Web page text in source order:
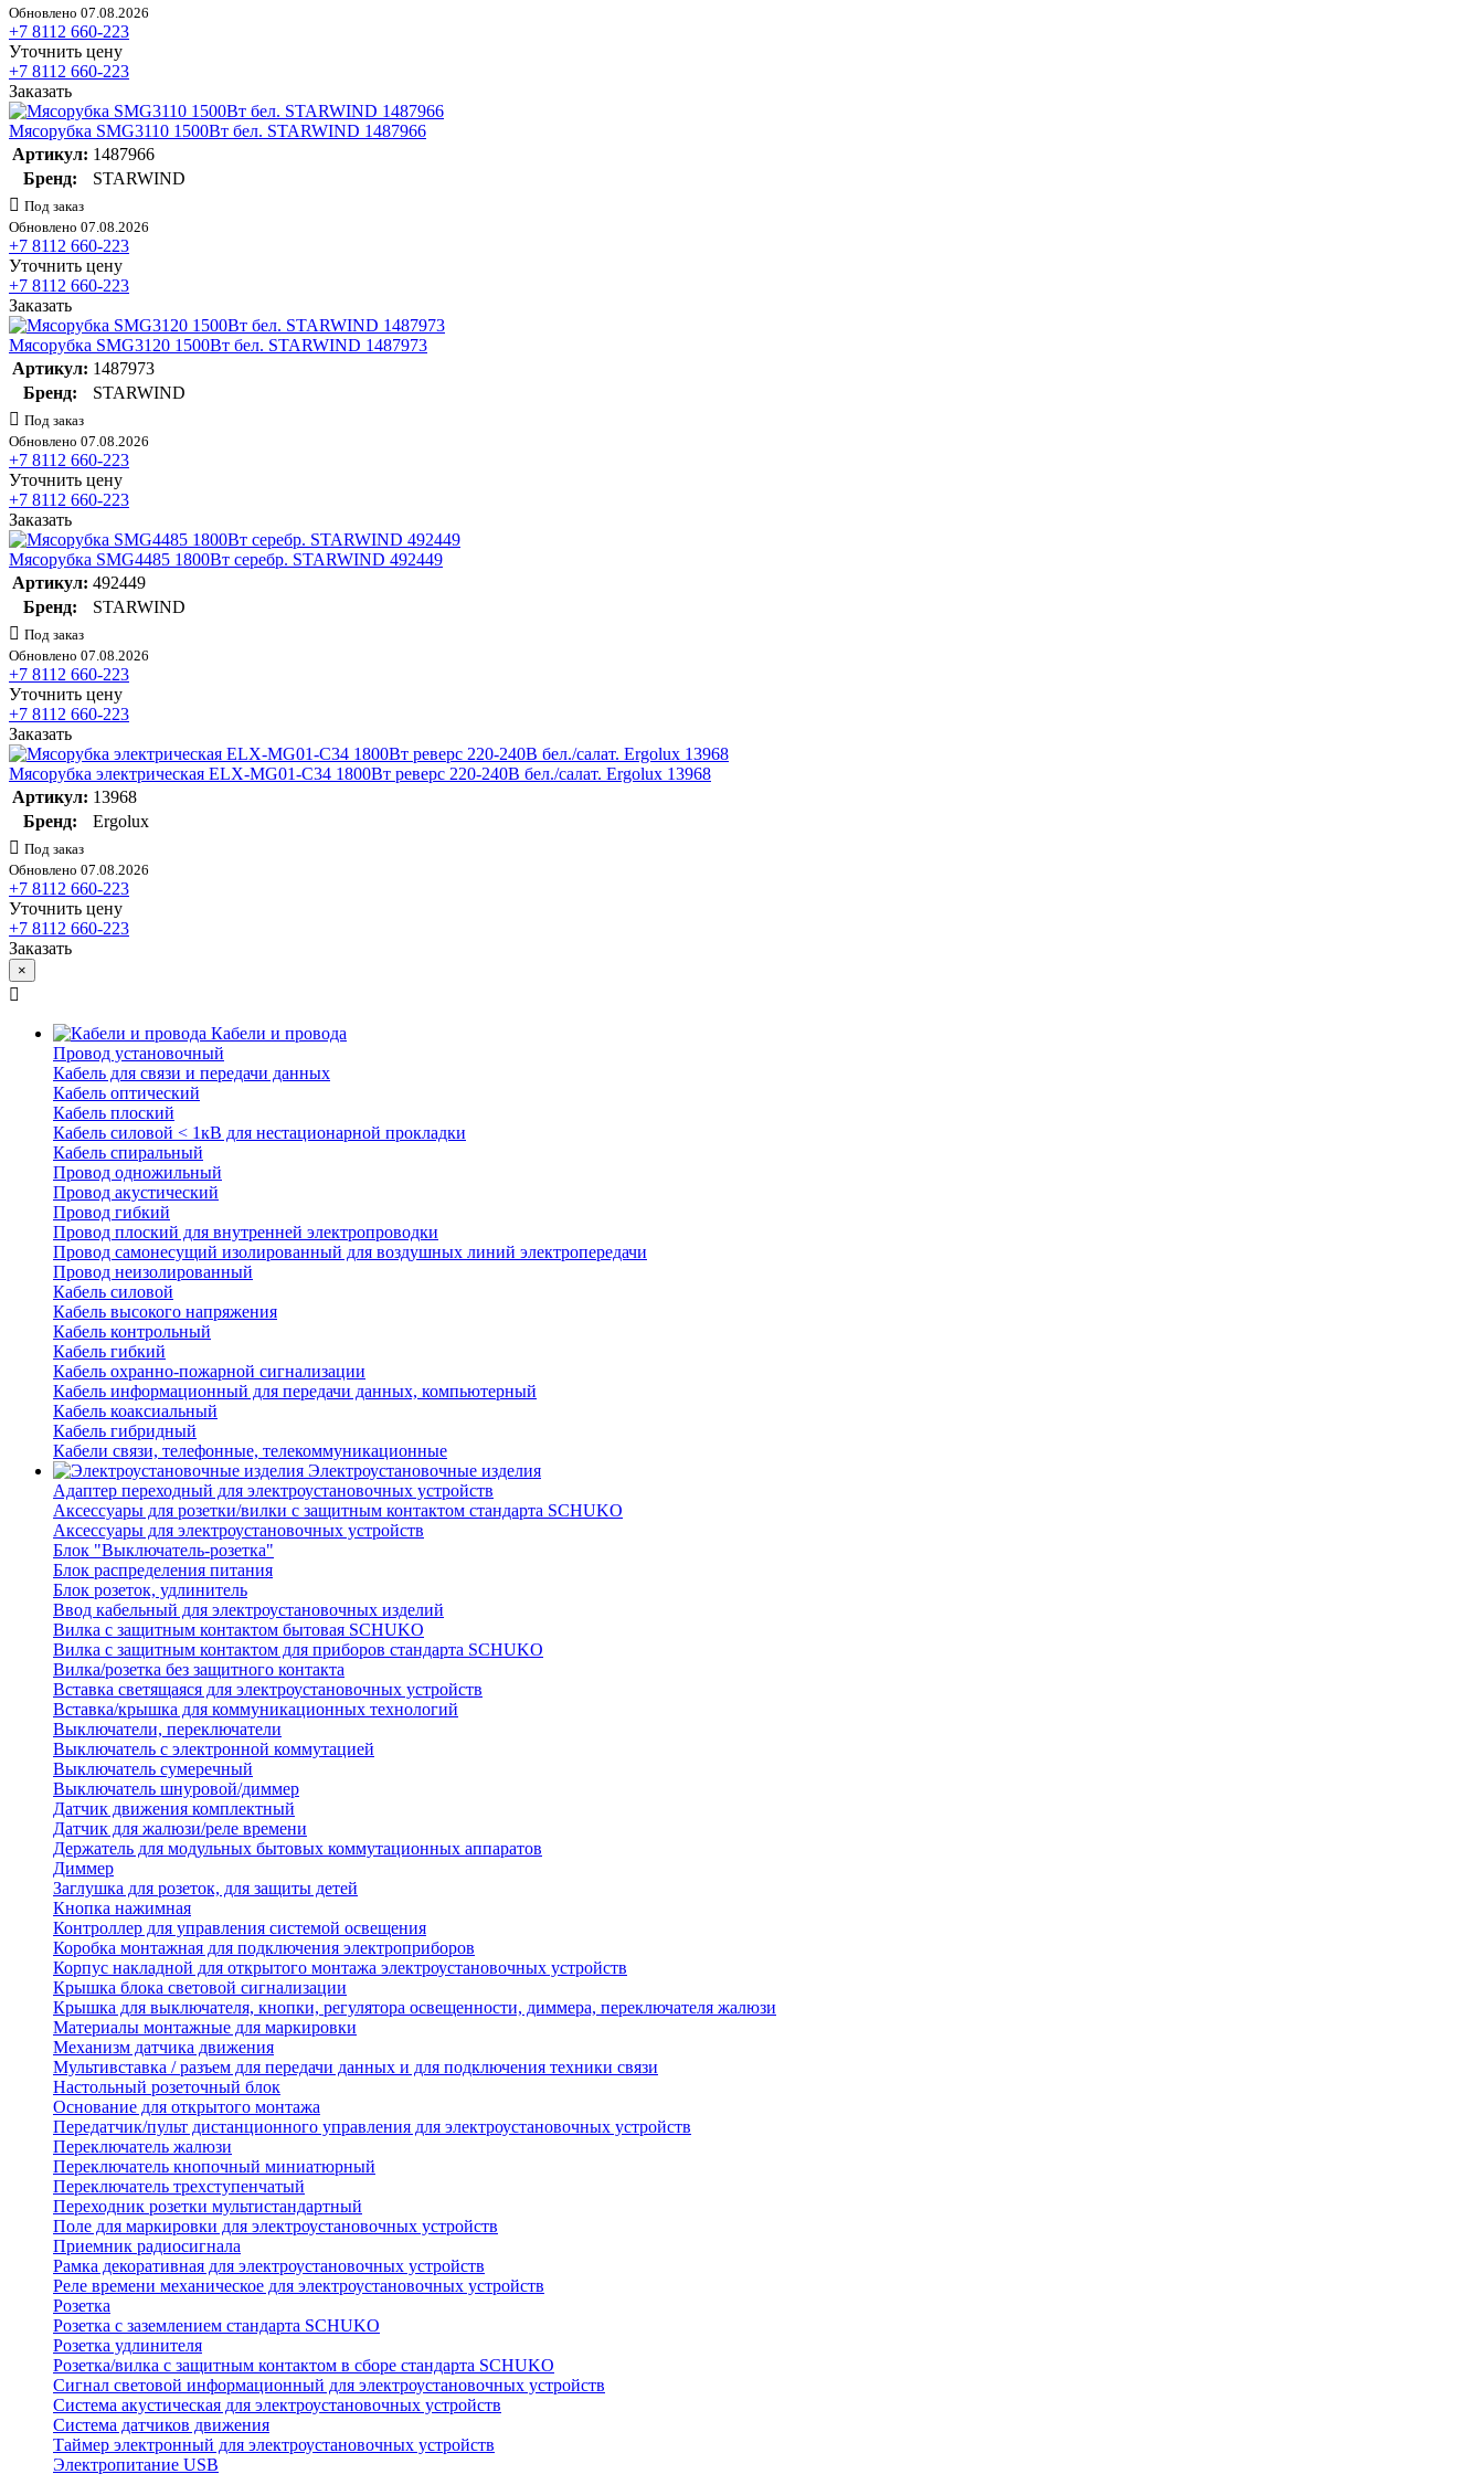
Обновлено 07.08.2026
+7 8112 660-223
Уточнить цену
+7 8112 660-223
Заказать
Мясорубка SMG3110 1500Вт бел. STARWIND 1487966
Артикул: 1487966
Бренд:
STARWIND
Под заказ
Обновлено 07.08.2026
+7 8112 660-223
Уточнить цену
+7 8112 660-223
Заказать
Мясорубка SMG3120 1500Вт бел. STARWIND 1487973
Артикул: 1487973
Бренд:
STARWIND
Под заказ
Обновлено 07.08.2026
+7 8112 660-223
Уточнить цену
+7 8112 660-223
Заказать
Мясорубка SMG4485 1800Вт серебр. STARWIND 492449
Артикул: 492449
Бренд:
STARWIND
Под заказ
Обновлено 07.08.2026
+7 8112 660-223
Уточнить цену
+7 8112 660-223
Заказать
Мясорубка электрическая ELX-MG01-C34 1800Вт реверс 220-240В бел./салат. Ergolux 13968
Артикул: 13968
Бренд:
Ergolux
Под заказ
Обновлено 07.08.2026
+7 8112 660-223
Уточнить цену
+7 8112 660-223
Заказать
×
Кабели и провода
Провод установочный
Кабель для связи и передачи данных
Кабель оптический
Кабель плоский
Кабель силовой < 1кВ для нестационарной прокладки
Кабель спиральный
Провод одножильный
Провод акустический
Провод гибкий
Провод плоский для внутренней электропроводки
Провод самонесущий изолированный для воздушных линий электропередачи
Провод неизолированный
Кабель силовой
Кабель высокого напряжения
Кабель контрольный
Кабель гибкий
Кабель охранно-пожарной сигнализации
Кабель информационный для передачи данных, компьютерный
Кабель коаксиальный
Кабель гибридный
Кабели связи, телефонные, телекоммуникационные
Электроустановочные изделия
Адаптер переходный для электроустановочных устройств
Аксессуары для розетки/вилки с защитным контактом стандарта SCHUKO
Аксессуары для электроустановочных устройств
Блок "Выключатель-розетка"
Блок распределения питания
Блок розеток, удлинитель
Ввод кабельный для электроустановочных изделий
Вилка с защитным контактом бытовая SCHUKO
Вилка с защитным контактом для приборов стандарта SCHUKO
Вилка/розетка без защитного контакта
Вставка светящаяся для электроустановочных устройств
Вставка/крышка для коммуникационных технологий
Выключатели, переключатели
Выключатель с электронной коммутацией
Выключатель сумеречный
Выключатель шнуровой/диммер
Датчик движения комплектный
Датчик для жалюзи/реле времени
Держатель для модульных бытовых коммутационных аппаратов
Диммер
Заглушка для розеток, для защиты детей
Кнопка нажимная
Контроллер для управления системой освещения
Коробка монтажная для подключения электроприборов
Корпус накладной для открытого монтажа электроустановочных устройств
Крышка блока световой сигнализации
Крышка для выключателя, кнопки, регулятора освещенности, диммера, переключателя жалюзи
Материалы монтажные для маркировки
Механизм датчика движения
Мультивставка / разъем для передачи данных и для подключения техники связи
Настольный розеточный блок
Основание для открытого монтажа
Передатчик/пульт дистанционного управления для электроустановочных устройств
Переключатель жалюзи
Переключатель кнопочный миниатюрный
Переключатель трехступенчатый
Переходник розетки мультистандартный
Поле для маркировки для электроустановочных устройств
Приемник радиосигнала
Рамка декоративная для электроустановочных устройств
Реле времени механическое для электроустановочных устройств
Розетка
Розетка с заземлением стандарта SCHUKO
Розетка удлинителя
Розетка/вилка с защитным контактом в сборе стандарта SCHUKO
Сигнал световой информационный для электроустановочных устройств
Система акустическая для электроустановочных устройств
Система датчиков движения
Таймер электронный для электроустановочных устройств
Электропитание USB